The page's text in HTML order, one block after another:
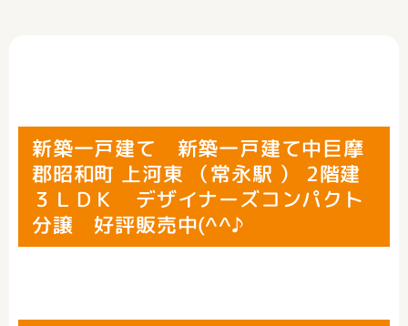
新築一戸建て 新築一戸建て中巨摩
郡昭和町 上河東 （常永駅 ） 2階建
３ＬＤＫ デザイナーズコンパクト
分譲 好評販売中(^^♪